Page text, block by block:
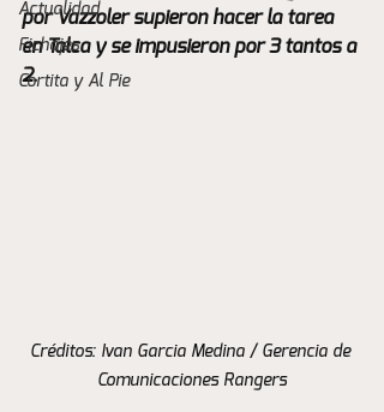
Actualidad
Fichajes
Cortita y Al Pie
por Vazzoler supieron hacer la tarea
en Talca y se impusieron por 3 tantos a
2.
Créditos: Ivan Garcia Medina / Gerencia de
Comunicaciones Rangers